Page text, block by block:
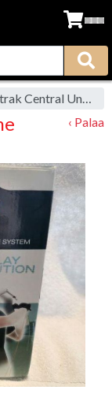
Gametrak Central Unit Game System Käytetty PS2
‹ Palaa